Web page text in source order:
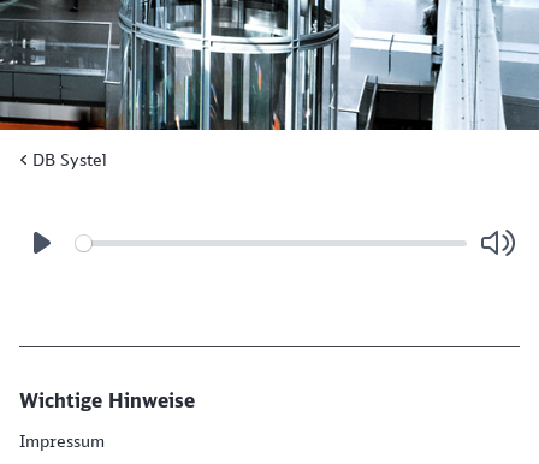
DB Systel
Wichtige Hinweise
Impressum
Schließen
werden?